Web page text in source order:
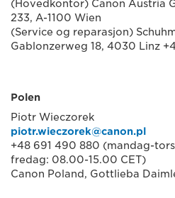
(Hovedkontor) Canon Austria
233, A-1100 Wien
(Service og reparasjon)
Gablonzerweg 18, 4030 Linz
Polen
Piotr Wieczorek
piotr.wieczorek@canon.pl
+48 691 490 880 (mandag-
fredag: 08.00-15.00 CET)
Canon Poland, Gottlieba